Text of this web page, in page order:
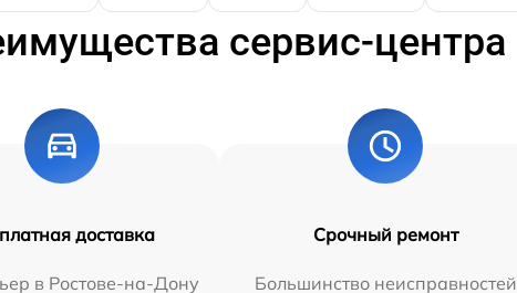
сервис-центра
доставка
в Ростове-на-Дону
Срочный ремонт
Большинство неисправностей